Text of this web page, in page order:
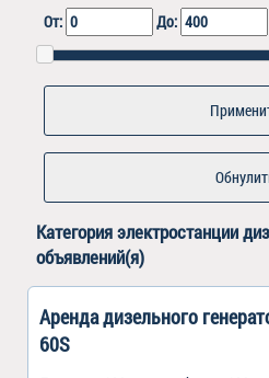
От: До:
Категорияэлектростанции
объявлений(я)
Аренда дизельного
60S